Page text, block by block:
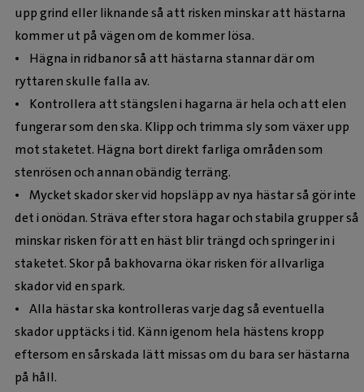
upp grind eller liknande så att risken minskar att hästarna
kommer ut på vägen om de kommer lösa.
• Hägna in ridbanor så att hästarna stannar där om
ryttaren skulle falla av.
• Kontrollera att stängslen i hagarna är hela och att elen
fungerar som den ska. Klipp och trimma sly som växer upp
mot staketet. Hägna bort direkt farliga områden som
stenrösen och annan obändig terräng.
• Mycket skador sker vid hopsläpp av nya hästar så gör inte
det i onödan. Sträva efter stora hagar och stabila grupper så
minskar risken för att en häst blir trängd och springer in i
staketet. Skor på bakhovarna ökar risken för allvarliga
skador vid en spark.
• Alla hästar ska kontrolleras varje dag så eventuella
skador upptäcks i tid. Känn igenom hela hästens kropp
eftersom en sårskada lätt missas om du bara ser hästarna
på håll.